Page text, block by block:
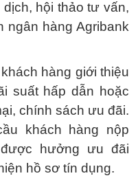
hội thảo tư vấn,
ngân hàng Agribank
hàng giới thiệu
suất hấp dẫn hoặc
chính sách ưu đãi.
khách hàng nộp
hưởng ưu đãi
hồ sơ tín dụng.